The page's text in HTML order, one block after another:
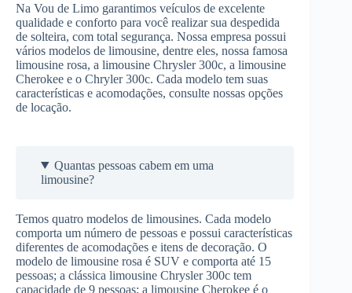
Na Vou de Limo garantimos veículos de excelente
qualidade e conforto para você realizar sua despedida
de solteira, com total segurança. Nossa empresa possui
vários modelos de limousine, dentre eles, nossa famosa
limousine rosa, a limousine Chrysler 300c, a limousine
Cherokee e o Chryler 300c. Cada modelo tem suas
características e acomodações, consulte nossas opções
de locação.
Quantas pessoas cabem em uma
limousine?
Temos quatro modelos de limousines. Cada modelo
comporta um número de pessoas e possui características
diferentes de acomodações e itens de decoração. O
modelo de limousine rosa é SUV e comporta até 15
pessoas; a clássica limousine Chrysler 300c tem
capacidade de 9 pessoas; a limousine Cherokee é o